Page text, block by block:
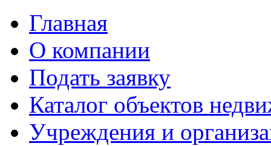
Главная
О компании
Подать заявку
Каталог объектов
Учреждения и